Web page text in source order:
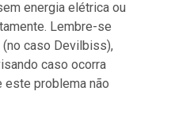
energia elétrica ou
Lembre-se
caso Devilbiss),
caso ocorra
este problema não